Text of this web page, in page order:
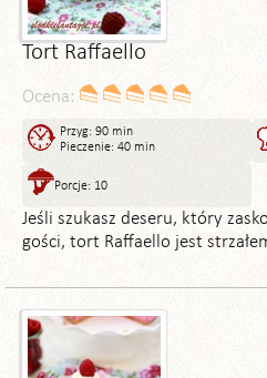
Tort Raffaello
Ocena:
Przyg: 90 min
Pieczenie: 40 min
Porcje: 10
Jeśli szukasz deseru, który
gości, tort Raffaello jest